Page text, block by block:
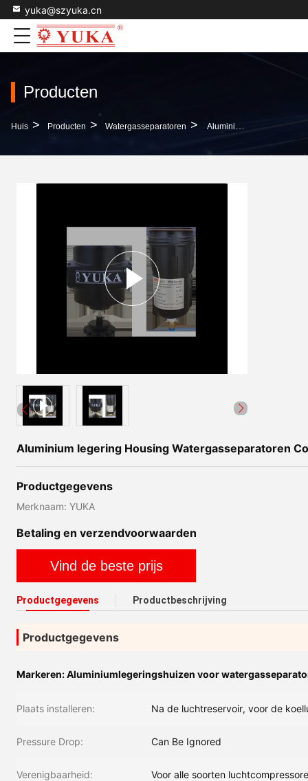
yuka@szyuka.cn
Producten
Huis > Producten > Watergasseparatoren > Aluminium Legering Housing Watergasseparatoren Compatibiliteit Voor Alle Soorten Luchtcompressor 10 Jaar
Aluminium legering Housing Watergasseparatoren
Productgegevens
Merknaam: YUKA
Betaling en verzendvoorwaarden
Vind de beste prijs
Productgegevens Productbeschrijving
Productgegevens
Markeren:Aluminiumlegeringshuizen voor
Plaats installeren: Na de luchtreservoir, voor de
Pressure Drop: Can Be Ignored
Verenigbaarheid: Voor alle soorten